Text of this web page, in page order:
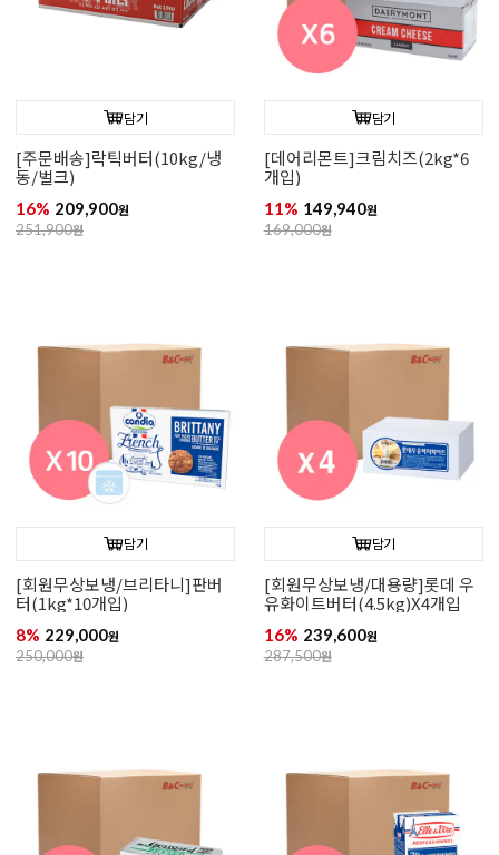
담기
[주문배송]락틱버터(10kg/냉
동/벌크)
16% 209,900원
251,900원
담기
[데어리몬트]크림치즈(2kg*6
개입)
11% 149,940원
169,000원
담기
[회원무상보냉/브리타니]판버
터(1kg*10개입)
8% 229,000원
250,000원
담기
[회원무상보냉/대용량]롯데 우
유화이트버터(4.5kg)X4개입
16% 239,600원
287,500원